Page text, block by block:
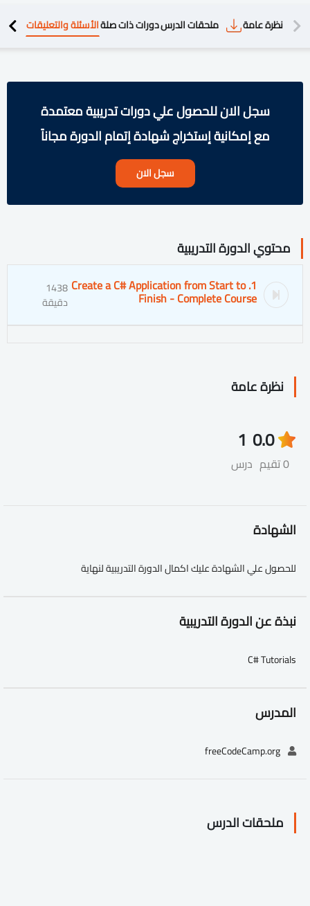
نظرة عامة ملحقات الدرسدورات ذات صلةالأسئلة والتعليقات
سجل الان للحصول علي دورات تدريبية معتمدة
مع إمكانية إستخراج شهادة إتمام الدورة مجاناً
سجل الان
محتوي الدورة التدريبية
1. Create a C# Application from Start to
Finish - Complete Course
1438
دقيقة
نظرة عامة
0.0
0 تقيم
1
درس
الشهادة
للحصول علي الشهادة عليك اكمال الدورة التدريبية لنهاية
نبذة عن الدورة التدريبية
C# Tutorials
المدرس
ملحقات الدرس